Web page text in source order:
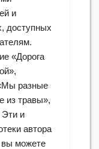
и
доступных
«Дорога
разные
из травы»,
Эти и
автора
можете